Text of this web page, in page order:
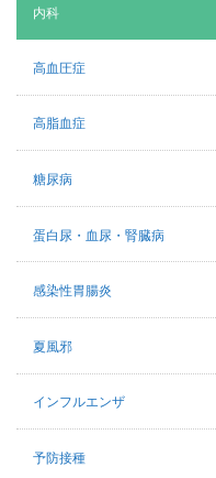
内科
高血圧症
高脂血症
糖尿病
蛋白尿・血尿・腎臓病
感染性胃腸炎
夏風邪
インフルエンザ
予防接種